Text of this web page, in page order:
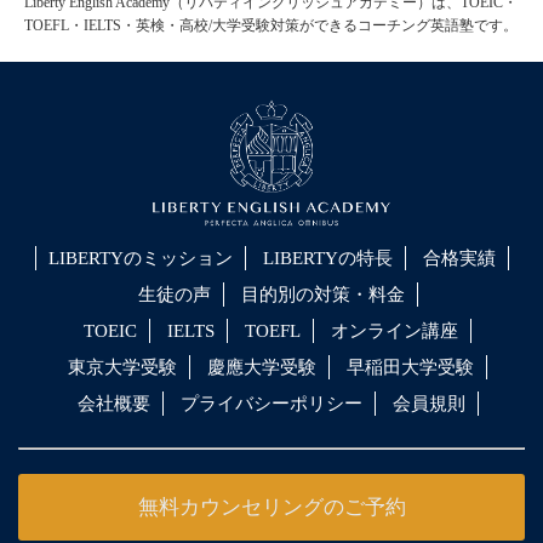
TOEFL・IELTS・英検・高校/大学受験対策ができるコーチング英語塾です。
LIBERTYのミッション LIBERTYの特長
合格実績
生徒の声
目的別の対策・料金
TOEIC
IELTS TOEFL
オンライン講座
東京大学受験
慶應大学受験
早稲田大学受験
会社概要
プライバシーポリシー 会員規則
無料カウンセリングのご予約